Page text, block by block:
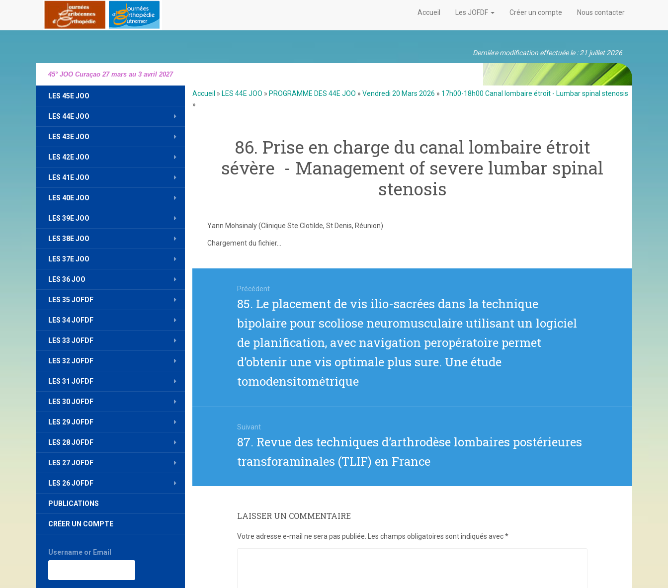
Dernière modification effectuée le : 21 juillet 2026
45° JOO Curaçao 27 mars au 3 avril 2027
Accueil Les JOFDF Créer un compte Nous contacter
LES 45E JOO
LES 44E JOO
LES 43E JOO
LES 42E JOO
LES 41E JOO
LES 40E JOO
LES 39E JOO
LES 38E JOO
LES 37E JOO
LES 36 JOO
LES 35 JOFDF
LES 34 JOFDF
LES 33 JOFDF
LES 32 JOFDF
LES 31 JOFDF
LES 30 JOFDF
LES 29 JOFDF
LES 28 JOFDF
LES 27 JOFDF
LES 26 JOFDF
PUBLICATIONS
CRÉER UN COMPTE
Username or Email
Accueil » LES 44E JOO » PROGRAMME DES 44E JOO » Vendredi 20 Mars 2026 » 17h00-18h00 Canal lombaire étroit - Lumbar spinal stenosis
»
86. Prise en charge du canal lombaire étroit
sévère - Management of severe lumbar spinal
stenosis
Yann Mohsinaly (Clinique Ste Clotilde, St Denis, Réunion)
Chargement du fichier...
l’article
Précédent
Article
précédent
:
85. Le placement de vis ilio-sacrées dans la technique
bipolaire pour scoliose neuromusculaire utilisant un logiciel
de planification, avec navigation peropératoire permet
d’obtenir une vis optimale plus sure. Une étude
tomodensitométrique
Suivant
Article
suivant
:
87. Revue des techniques d’arthrodèse lombaires postérieures
transforaminales (TLIF) en France
LAISSER UN COMMENTAIRE
Votre adresse e-mail ne sera pas publiée. Les champs obligatoires sont indiqués avec*